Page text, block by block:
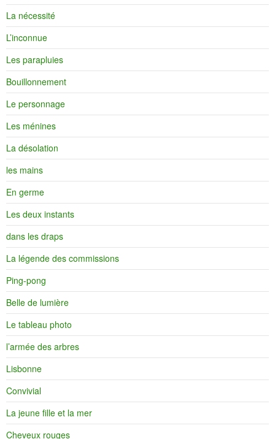
La nécessité
L’inconnue
Les parapluies
Bouillonnement
Le personnage
Les ménines
La désolation
les mains
En germe
Les deux instants
dans les draps
La légende des commissions
Ping-pong
Belle de lumière
Le tableau photo
l’armée des arbres
Lisbonne
Convivial
La jeune fille et la mer
Cheveux rouges